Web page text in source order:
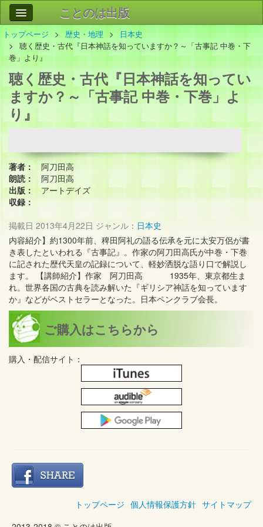
ことのは出版
作品
事業案内
お問い合わせ
トップページ 歴史・地理
日本史
聴く歴史・古代『日本神話を知っていますか？～「古事記 中巻・下
巻」より』
聴く歴史・古代『日本神話を知ってい
ますか？～「古事記 中巻・下巻」よ
り』
著者：
阿刀田高
朗読：
阿刀田高
出版：
アートデイズ
収録：
掲載日 2013年4月22日 ジャンル： 日本史
内容紹介】 約1300年前、稗田阿礼の語る伝承を元に太安万侶が書
き表したといわれる『古事記』。作家の阿刀田高氏が中巻・下巻
に記された歴代天皇の記録について、軽妙洒脱な語り口で解説し
ます。 【講師紹介】作家 阿刀田高 1935年、東京都生ま
れ。世界各国の古典を読み解いた『ギリシア神話を知っています
か』などがベストセラーとなった。日本ペンクラブ会長。
ご購入はこちらから
購入・配信サイト：
トップページ 個人情報保護方針 サイトマップ